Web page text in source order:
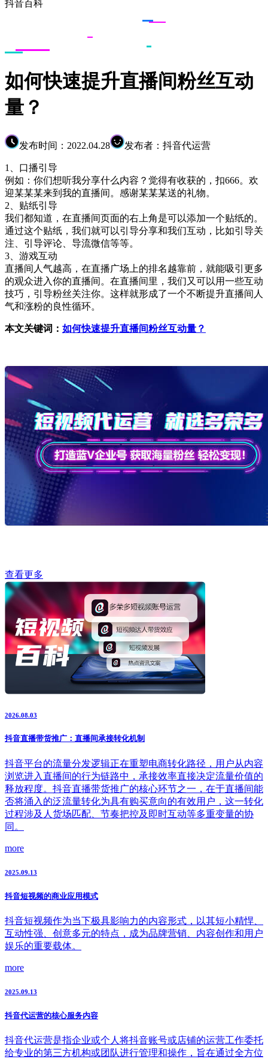
抖音百科
如何快速提升直播间粉丝互动
量？
发布时间：2022.04.28 发布者：抖音代运营
1、口播引导
例如：你们想听我分享什么内容？觉得有收获的，扣666。欢
迎某某某来到我的直播间。感谢某某某送的礼物。
2、贴纸引导
我们都知道，在直播间页面的右上角是可以添加一个贴纸的。
通过这个贴纸，我们就可以引导分享和我们互动，比如引导关
注、引导评论、导流微信等等。
3、游戏互动
直播间人气越高，在直播广场上的排名越靠前，就能吸引更多
的观众进入你的直播间。在直播间里，我们又可以用一些互动
技巧，引导粉丝关注你。这样就形成了一个不断提升直播间人
气和涨粉的良性循环。
本文关键词： 如何快速提升直播间粉丝互动量？
查看更多
2026.08.03
抖音直播带货推广：直播间承接转化机制
抖音平台的流量分发逻辑正在重塑电商转化路径，用户从内容
浏览进入直播间的行为链路中，承接效率直接决定流量价值的
释放程度。抖音直播带货推广的核心环节之一，在于直播间能
否将涌入的泛流量转化为具有购买意向的有效用户，这一转化
过程涉及人货场匹配、节奏把控及即时互动等多重变量的协
同。
more
2025.09.13
抖音短视频的商业应用模式
抖音短视频作为当下极具影响力的内容形式，以其短小精悍、
互动性强、创意多元的特点，成为品牌营销、内容创作和用户
娱乐的重要载体。
more
2025.09.13
抖音代运营的核心服务内容
抖音代运营是指企业或个人将抖音账号或店铺的运营工作委托
给专业的第三方机构或团队进行管理和操作，旨在通过全方位